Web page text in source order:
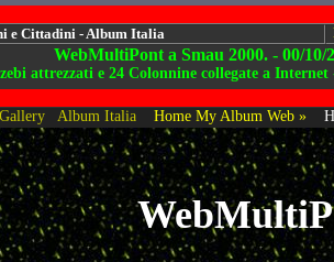
e Cittadini - Album Italia
WebMultiPont a Smau 2000. - 00/10/
attrezzati e 24 Colonnine collegate a
Album Italia Home My Album Web »